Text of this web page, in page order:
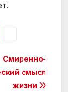
Смиренно-
смысл
жизни